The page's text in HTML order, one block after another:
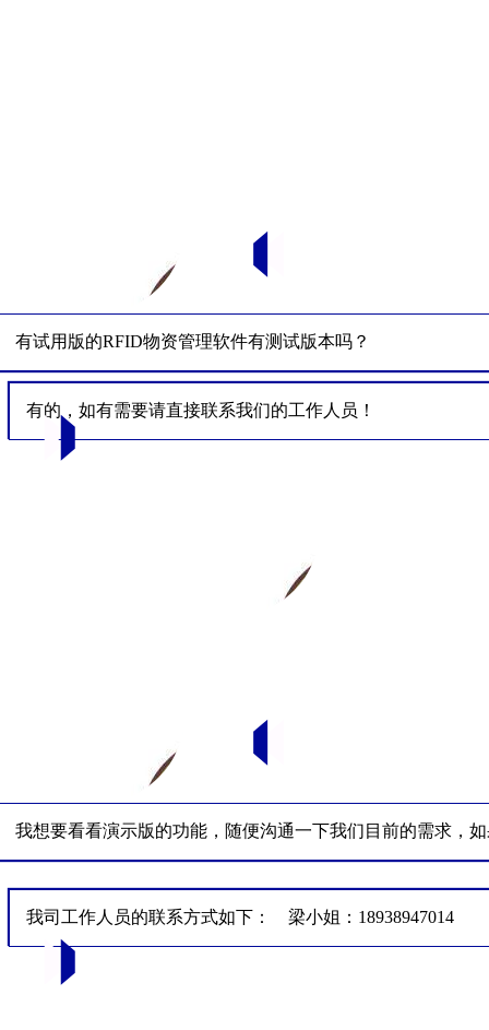
有试用版的RFID物资管理软件有测试版本吗？
有的，如有需要请直接联系我们的工作人员！
我想要看看演示版的功能，随便沟通一下我们目前的需求，
我司工作人员的联系方式如下： 梁小姐：